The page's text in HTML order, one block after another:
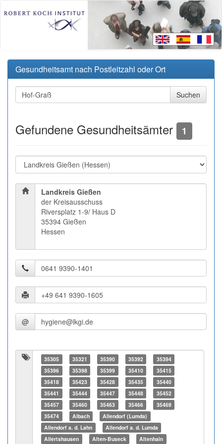
Gesundheitsamt nach Postleitzahl oder Ort
Gefundene Gesundheitsämter 1
Landkreis Gießen
der Kreisausschuss
Riversplatz 1-9/ Haus D
35394 Gießen
Hessen
@
35305 35321 35390 35392
35394
35396
35398 35399 35410
35415
35418
35423 35428 35435
35440
35441
35444 35447 35448
35452
35457
35460 35463 35466
35469
35474
Albach
Allendorf (Lumda)
Allendorf a. d. Lahn
Allendorf a. d. Lumda
Allertshausen
Alten-Buseck Altenhain